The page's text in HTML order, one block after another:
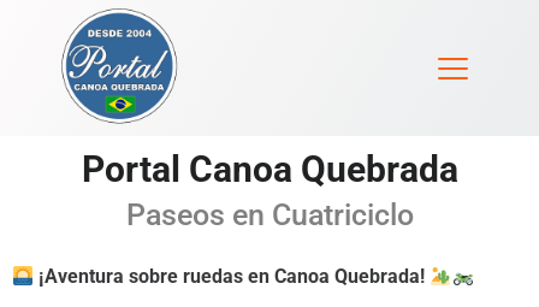
Portal Canoa Quebrada
Paseos en Cuatriciclo
¡Aventura sobre ruedas en Canoa Quebrada!